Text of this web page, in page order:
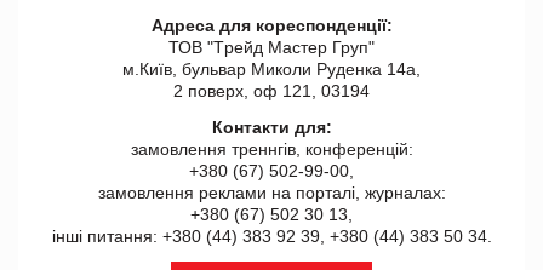
Адреса для кореспонденції:
ТОВ "Tрейд Мастер Груп"
м.Київ, бульвар Миколи Руденка 14а,
2 поверх, оф 121, 03194
Контакти для:
замовлення треннгів, конференцій:
+380 (67) 502-99-00,
замовлення реклами на порталі, журналах:
+380 (67) 502 30 13,
інші питання: +380 (44) 383 92 39, +380 (44) 383 50 34.